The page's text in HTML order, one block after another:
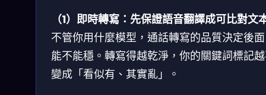
（1）即時轉寫：先保證語音翻譯成可比對文
不管你用什麼模型，通話轉寫的品質決定後面
能不能穩。轉寫得越乾淨，你的關鍵詞標記
變成「看似有、其實亂」。